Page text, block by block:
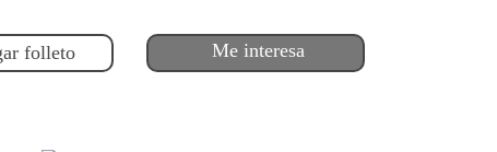
folleto Me interesa